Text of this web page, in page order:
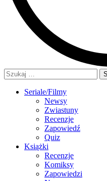
Szukaj:
Seriale/Filmy
Newsy
Zwiastuny
Recenzje
Zapowiedź
Quiz
Książki
Recenzje
Komiksy
Zapowiedzi